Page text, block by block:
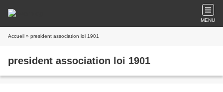
MENU
Accueil » president association loi 1901
president association loi 1901